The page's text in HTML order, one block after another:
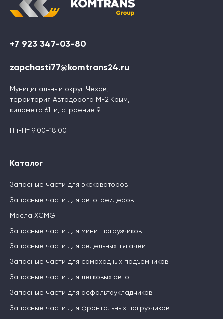
+7 923 347-03-80
zapchasti77@komtrans24.ru
Муниципальный округ Чехов,
территория Автодорога М-2 Крым,
километр 61-й, строение 9
Пн-Пт 9:00-18:00
Каталог
Запасные части для экскаваторов
Запасные части для автогрейдеров
Масла XCMG
Запасные части для мини-погрузчиков
Запасные части для седельных тягачей
Запасные части для самоходных подъемников
Запасные части для легковых авто
Запасные части для асфальтоукладчиков
Запасные части для фронтальных погрузчиков